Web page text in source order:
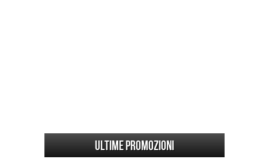
Ultime promozioni